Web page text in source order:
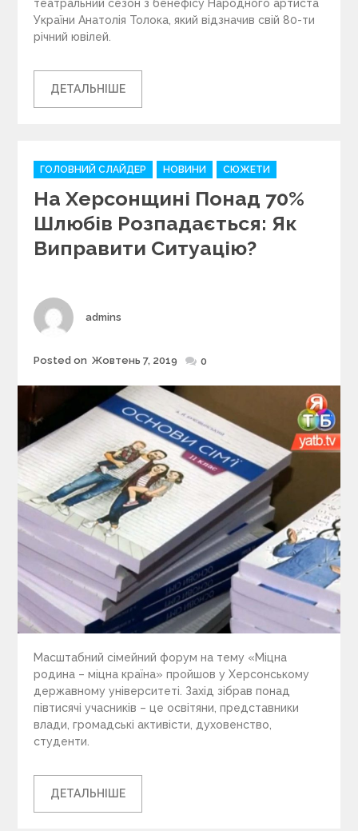
театральний сезон з бенефісу Народного артиста
України Анатолія Толока, який відзначив свій 80-ти
річний ювілей.
ДЕТАЛЬНІШЕ
C
a
e
g
o
s
ГОЛОВНИЙ СЛАЙДЕР НОВИНИ СЮЖЕТИ
На Херсонщині Понад 70%
Шлюбів Розпадається: Як
Виправити Ситуацію?
Author
admins
Posted
Posted on Жовтень 7, 2019 0
Масштабний сімейний форум на тему «Міцна
родина – міцна країна» пройшов у Херсонському
державному університеті. Захід зібрав понад
півтисячі учасників – це освітяни, представники
влади, громадські активісти, духовенство,
студенти.
ДЕТАЛЬНІШЕ